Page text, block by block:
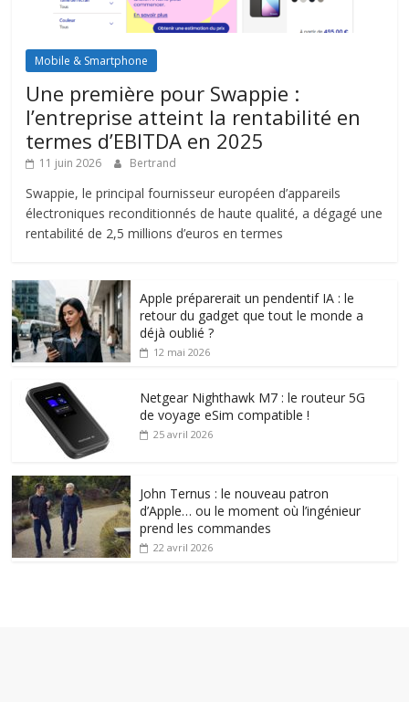
Mobile & Smartphone
Une première pour Swappie :
l’entreprise atteint la rentabilité en
termes d’EBITDA en 2025
11 juin 2026 Bertrand
Swappie, le principal fournisseur européen d’appareils
électroniques reconditionnés de haute qualité, a dégagé une
rentabilité de 2,5 millions d’euros en termes
Apple préparerait un pendentif IA : le
retour du gadget que tout le monde a
déjà oublié ?
12 mai 2026
Netgear Nighthawk M7 : le routeur 5G
de voyage eSim compatible !
25 avril 2026
John Ternus : le nouveau patron
d’Apple… ou le moment où l’ingénieur
prend les commandes
22 avril 2026